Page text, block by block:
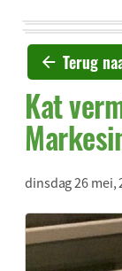
Terug
Kat
dinsdag 26 mei,